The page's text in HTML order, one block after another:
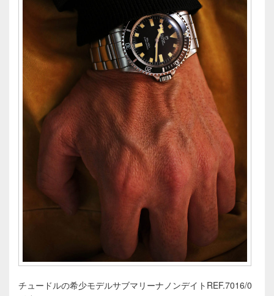
チュードルの希少モデルサブマリーナノンデイトREF.7016/0